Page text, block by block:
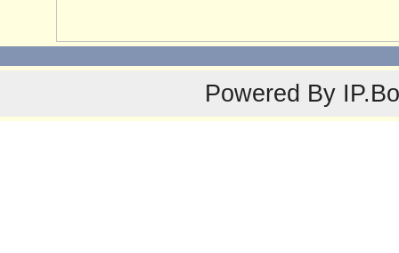
Powered By